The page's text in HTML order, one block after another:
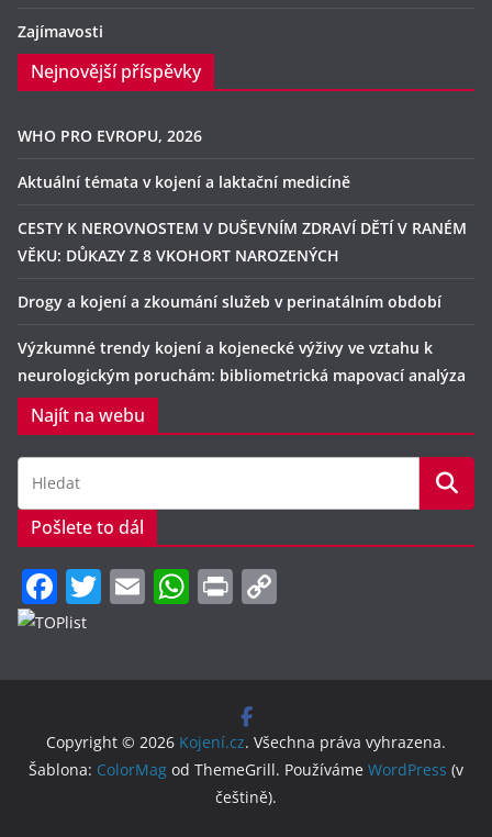
Zajímavosti
Nejnovější příspěvky
WHO PRO EVROPU, 2026
Aktuální témata v kojení a laktační medicíně
CESTY K NEROVNOSTEM V DUŠEVNÍM ZDRAVÍ DĚTÍ V RANÉM
VĚKU: DŮKAZY Z 8 VKOHORT NAROZENÝCH
Drogy a kojení a zkoumání služeb v perinatálním období
Výzkumné trendy kojení a kojenecké výživy ve vztahu k
neurologickým poruchám: bibliometrická mapovací analýza
Najít na webu
Pošlete to dál
F
a
e
b
o
T
er
E
l
W
s
A
p
Pr
y
Li
n
Copyright © 2026 Kojení.cz. Všechna práva vyhrazena.
Šablona: ColorMag od ThemeGrill. Používáme WordPress (v
češtině).